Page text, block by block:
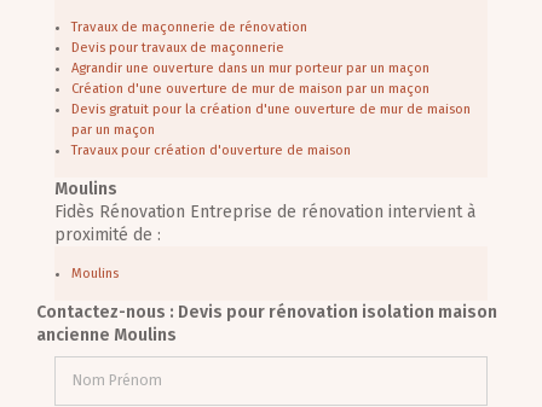
Travaux de maçonnerie de rénovation
Devis pour travaux de maçonnerie
Agrandir une ouverture dans un mur porteur par un maçon
Création d'une ouverture de mur de maison par un maçon
Devis gratuit pour la création d'une ouverture de mur de maison
par un maçon
Travaux pour création d'ouverture de maison
Moulins
Fidès Rénovation Entreprise de rénovation intervient à
proximité de :
Moulins
Contactez-nous : Devis pour rénovation isolation maison
ancienne Moulins